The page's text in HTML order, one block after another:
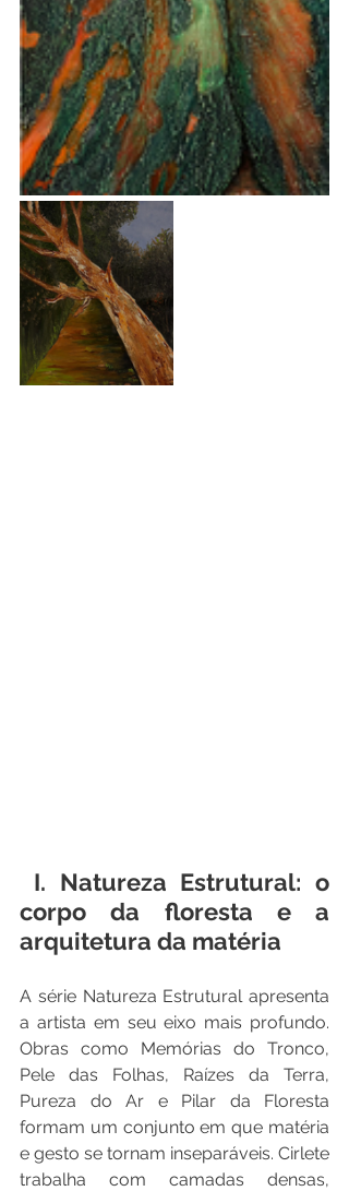
I. Natureza Estrutural: o
corpo da floresta e a
arquitetura da matéria
A série Natureza Estrutural apresenta
a artista em seu eixo mais profundo.
Obras como Memórias do Tronco,
Pele das Folhas, Raízes da Terra,
Pureza do Ar e Pilar da Floresta
formam um conjunto em que matéria
e gesto se tornam inseparáveis. Cirlete
trabalha com camadas densas,